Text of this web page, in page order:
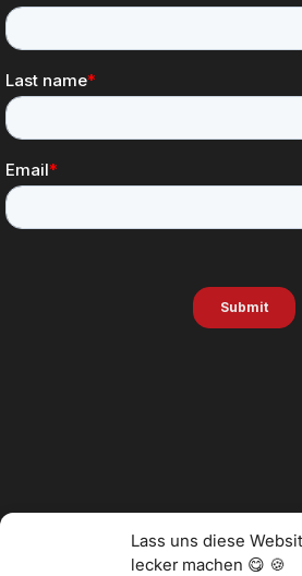
Lass uns diese
lecker machen 😋 🍪